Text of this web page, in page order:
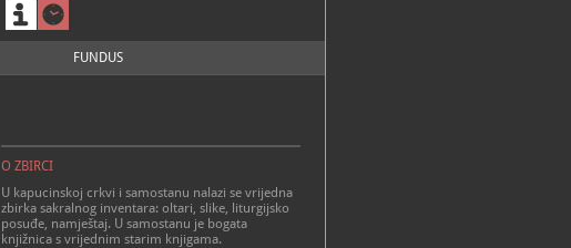
FUNDUS
O ZBIRCI
U kapucinskoj crkvi i samostanu nalazi se vrijedna
zbirka sakralnog inventara: oltari, slike, liturgijsko
posuđe, namještaj. U samostanu je bogata
knjižnica s vrijednim starim knjigama.